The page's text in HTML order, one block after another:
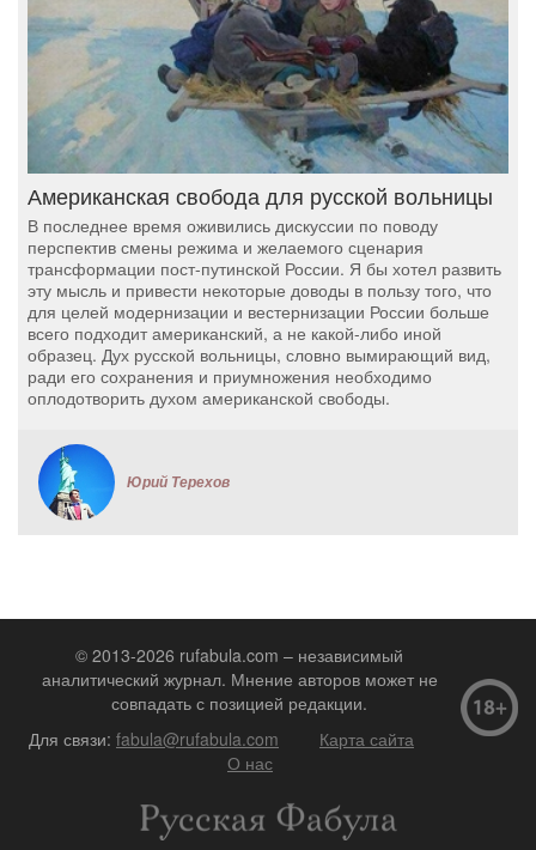
Американская свобода для русской вольницы
В последнее время оживились дискуссии по поводу
перспектив смены режима и желаемого сценария
трансформации пост-путинской России. Я бы хотел развить
эту мысль и привести некоторые доводы в пользу того, что
для целей модернизации и вестернизации России больше
всего подходит американский, а не какой-либо иной
образец. Дух русской вольницы, словно вымирающий вид,
ради его сохранения и приумножения необходимо
оплодотворить духом американской свободы.
Юрий Терехов
© 2013-2026 rufabula.com – независимый
аналитический журнал. Мнение авторов может не
совпадать с позицией редакции.
Для связи: fabula@rufabula.com
Карта сайта
О нас